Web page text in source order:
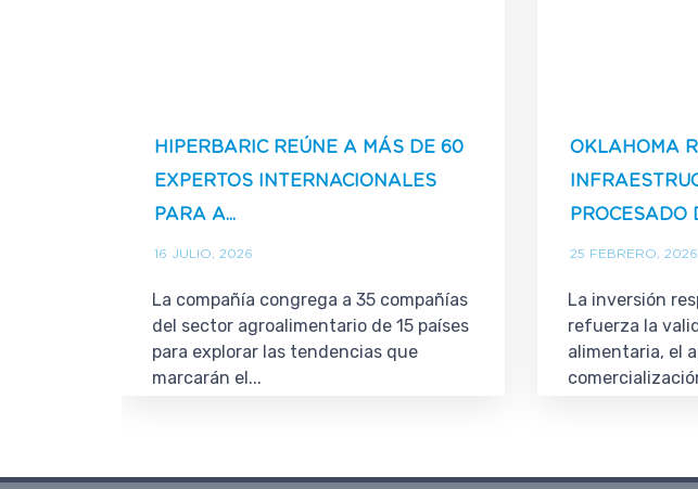
HIPERBARIC REÚNE A MÁS DE 60
EXPERTOS INTERNACIONALES
PARA A...
16 JULIO, 2026
La compañía congrega a 35 compañías
del sector agroalimentario de 15 países
para explorar las tendencias que
marcarán el...
OKLAHOMA
PROCESADO
25 FEBRERO, 2026
La inversión
refuerza la
alimentaria, el